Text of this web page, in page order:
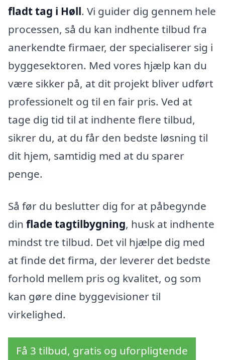
fladt tag i Høll. Vi guider dig gennem hele
processen, så du kan indhente tilbud fra
anerkendte firmaer, der specialiserer sig i
byggesektoren. Med vores hjælp kan du
være sikker på, at dit projekt bliver udført
professionelt og til en fair pris. Ved at
tage dig tid til at indhente flere tilbud,
sikrer du, at du får den bedste løsning til
dit hjem, samtidig med at du sparer
penge.
Så før du beslutter dig for at påbegynde
din flade tagtilbygning, husk at indhente
mindst tre tilbud. Det vil hjælpe dig med
at finde det firma, der leverer det bedste
forhold mellem pris og kvalitet, og som
kan gøre dine byggevisioner til
virkelighed.
Få 3 tilbud, gratis og uforpligtende